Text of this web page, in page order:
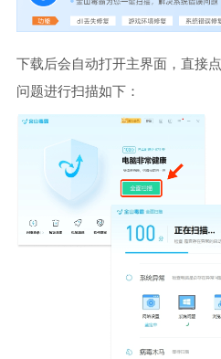
下载后会自动打开主界面，直接
问题进行扫描如下：